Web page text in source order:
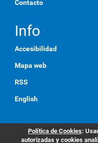
Contacto
Info
Accesibilidad
Mapa web
RSS
English
Política de Cookies:
autorizadas y cookies